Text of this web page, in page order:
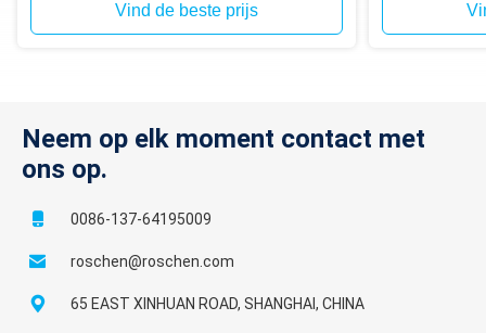
Vind de beste prijs
Neem op elk moment contact met
ons op.
0086-137-64195009
roschen@roschen.com
65 EAST XINHUAN ROAD, SHANGHAI, CHINA